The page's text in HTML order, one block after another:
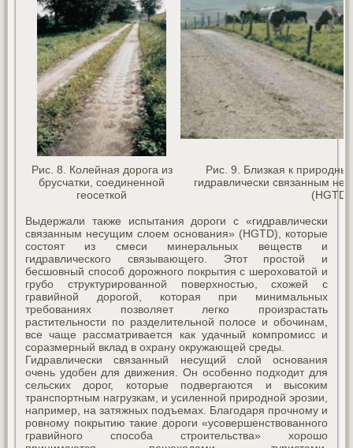
Рис. 8. Колейная дорога из
брусчатки, соединенной
геосеткой
Рис. 9. Близкая к
гидравлически связанным
(HGTD)
Выдержали также испытания дороги с «гидравлически
связанным несущим слоем основания» (HGTD), которые
состоят из смеси минеральных веществ и
гидравлического связывающего. Этот простой и
бесшовный способ дорожного покрытия с шероховатой и
грубо структурированной поверхностью, схожей с
гравийной дорогой, которая при минимальных
требованиях позволяет легко произрастать
растительности по разделительной полосе и обочинам,
все чаще рассматривается как удачный компромисс и
соразмерный вклад в охрану окружающей среды.
Гидравлически связанный несущий слой основания
очень удобен для движения. Он особенно подходит для
сельских дорог, которые подвергаются и высоким
транспортным нагрузкам, и усиленной природной эрозии,
например, на затяжных подъемах. Благодаря прочному и
ровному покрытию такие дороги «усовершенствованного
гравийного способа строительства» хорошо